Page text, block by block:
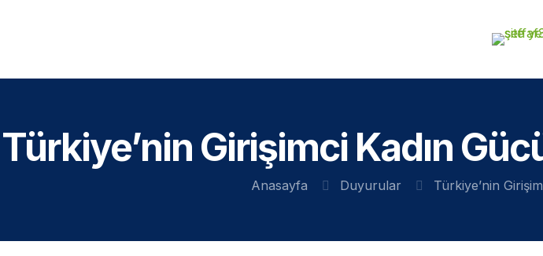
Türkiye’nin Girişimci Kadın
Anasayfa Duyurular Türkiye’nin